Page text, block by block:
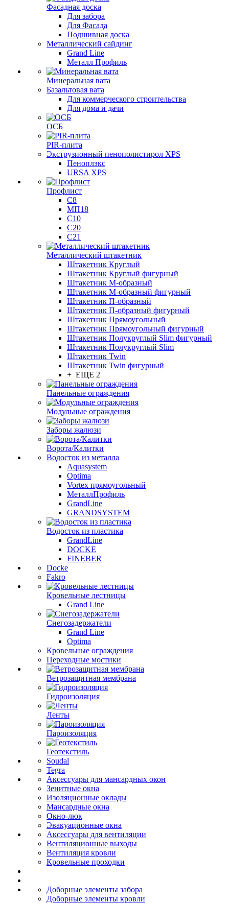
Фасадная доска
Для забора
Для Фасада
Подшивная доска
Металлический сайдинг
Grand Line
Металл Профиль
Минеральная вата
Базальтовая вата
Для коммерческого строительства
Для дома и дачи
ОСБ
PIR-плита
Экструзионный пенополистирол XPS
Пеноплэкс
URSA XPS
Профлист
С8
МП18
С10
С20
С21
Металлический штакетник
Штакетник Круглый
Штакетник Круглый фигурный
Штакетник М-образный
Штакетник М-образный фигурный
Штакетник П-образный
Штакетник П-образный фигурный
Штакетник Прямоугольный
Штакетник Прямоугольный фигурный
Штакетник Полукруглый Slim фигурный
Штакетник Полукруглый Slim
Штакетник Twin
Штакетник Twin фигурный
+ ЕЩЕ 2
Панельные ограждения
Модульные ограждения
Заборы жалюзи
Ворота/Калитки
Водосток из металла
Aquasystem
Optima
Vortex прямоугольный
МеталлПрофиль
GrandLine
GRANDSYSTEM
Водосток из пластика
GrandLine
DOCKE
FINEBER
Docke
Fakro
Кровельные лестницы
Grand Line
Снегозадержатели
Grand Line
Optima
Кровельные ограждения
Переходные мостики
Ветрозащитная мембрана
Гидроизоляция
Ленты
Пароизоляция
Геотекстиль
Soudal
Tegra
Аксессуары для мансардных окон
Зенитные окна
Изоляционные оклады
Мансардные окна
Окно-люк
Эвакуационные окна
Аксессуары для вентиляции
Вентиляционные выходы
Вентиляция кровли
Кровельные проходки
Доборные элементы забора
Доборные элементы кровли